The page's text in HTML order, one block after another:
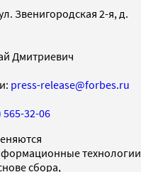
Звенигородская 2-я, д.
Дмитриевич
press-release@forbes.ru
565-32-06
технологии
сбора,